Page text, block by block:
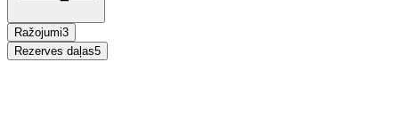
Ražojumi3
Rezerves daļas5